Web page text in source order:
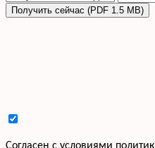
Получить сейчас (PDF 1.5 MB)